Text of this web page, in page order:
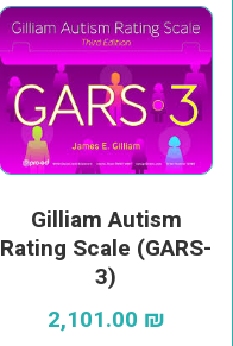
Gilliam Autism
Rating Scale (GARS-
3)
2,101.00 ₪